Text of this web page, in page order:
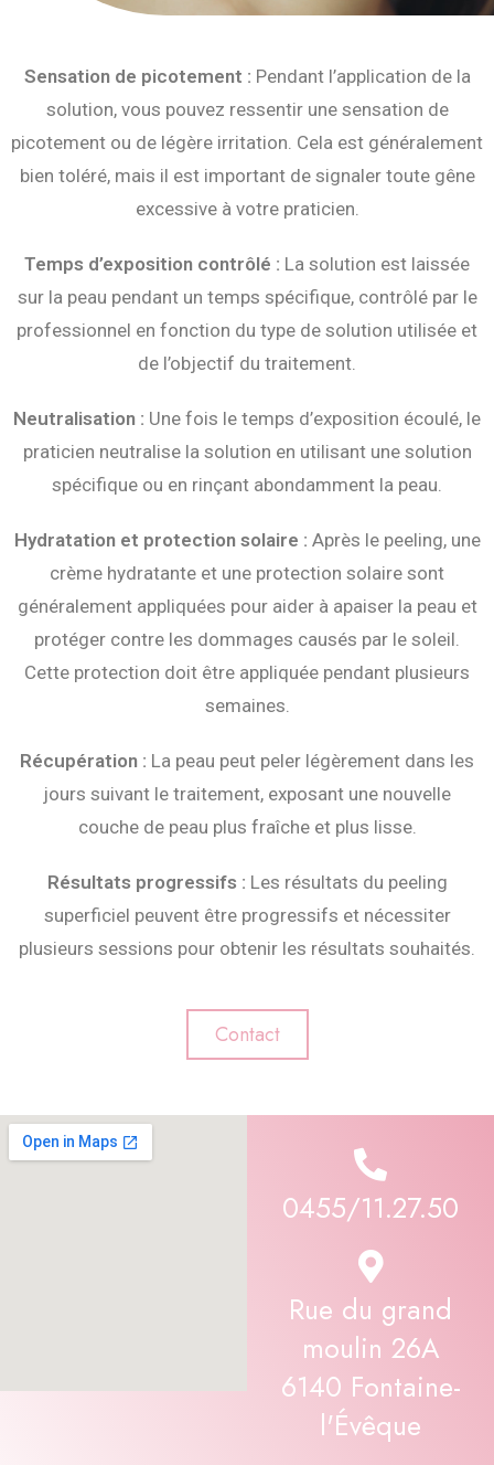
Sensation de picotement : Pendant l’application de la
solution, vous pouvez ressentir une sensation de
picotement ou de légère irritation. Cela est généralement
bien toléré, mais il est important de signaler toute gêne
excessive à votre praticien.
Temps d’exposition contrôlé : La solution est laissée
sur la peau pendant un temps spécifique, contrôlé par le
professionnel en fonction du type de solution utilisée et
de l’objectif du traitement.
Neutralisation : Une fois le temps d’exposition écoulé, le
praticien neutralise la solution en utilisant une solution
spécifique ou en rinçant abondamment la peau.
Hydratation et protection solaire : Après le peeling, une
crème hydratante et une protection solaire sont
généralement appliquées pour aider à apaiser la peau et
protéger contre les dommages causés par le soleil.
Cette protection doit être appliquée pendant plusieurs
semaines.
Récupération : La peau peut peler légèrement dans les
jours suivant le traitement, exposant une nouvelle
couche de peau plus fraîche et plus lisse.
Résultats progressifs : Les résultats du peeling
superficiel peuvent être progressifs et nécessiter
plusieurs sessions pour obtenir les résultats souhaités.
Contact
0455/11.27.50
Rue du grand
moulin 26A
6140 Fontaine-
l'Évêque